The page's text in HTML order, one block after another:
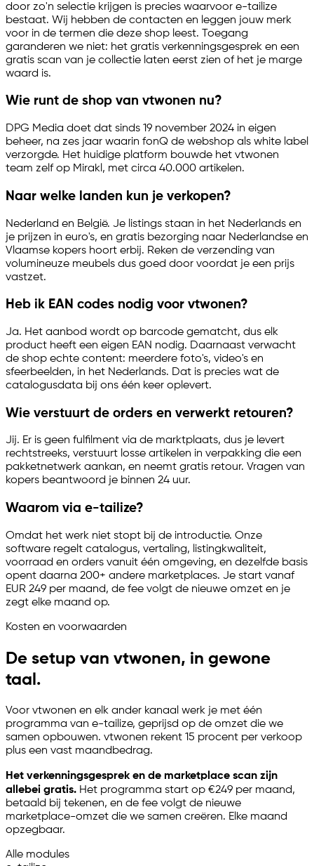
door zo'n selectie krijgen is precies waarvoor e-tailize
bestaat. Wij hebben de contacten en leggen jouw merk
voor in de termen die deze shop leest. Toegang
garanderen we niet: het gratis verkenningsgesprek en een
gratis scan van je collectie laten eerst zien of het je marge
waard is.
Wie runt de shop van vtwonen nu?
DPG Media doet dat sinds 19 november 2024 in eigen
beheer, na zes jaar waarin fonQ de webshop als white label
verzorgde. Het huidige platform bouwde het vtwonen
team zelf op Mirakl, met circa 40.000 artikelen.
Naar welke landen kun je verkopen?
Nederland en België. Je listings staan in het Nederlands en
je prijzen in euro's, en gratis bezorging naar Nederlandse en
Vlaamse kopers hoort erbij. Reken de verzending van
volumineuze meubels dus goed door voordat je een prijs
vastzet.
Heb ik EAN codes nodig voor vtwonen?
Ja. Het aanbod wordt op barcode gematcht, dus elk
product heeft een eigen EAN nodig. Daarnaast verwacht
de shop echte content: meerdere foto's, video's en
sfeerbeelden, in het Nederlands. Dat is precies wat de
catalogusdata bij ons één keer oplevert.
Wie verstuurt de orders en verwerkt retouren?
Jij. Er is geen fulfilment via de marktplaats, dus je levert
rechtstreeks, verstuurt losse artikelen in verpakking die een
pakketnetwerk aankan, en neemt gratis retour. Vragen van
kopers beantwoord je binnen 24 uur.
Waarom via e-tailize?
Omdat het werk niet stopt bij de introductie. Onze
software regelt catalogus, vertaling, listingkwaliteit,
voorraad en orders vanuit één omgeving, en dezelfde basis
opent daarna 200+ andere marketplaces. Je start vanaf
EUR 249 per maand, de fee volgt de nieuwe omzet en je
zegt elke maand op.
Kosten en voorwaarden
De setup van vtwonen, in gewone
taal.
Voor vtwonen en elk ander kanaal werk je met één
programma van e-tailize, geprijsd op de omzet die we
samen opbouwen. vtwonen rekent 15 procent per verkoop
plus een vast maandbedrag.
Het verkenningsgesprek en de marketplace scan zijn
allebei gratis. Het programma start op €249 per maand,
betaald bij tekenen, en de fee volgt de nieuwe
marketplace-omzet die we samen creëren. Elke maand
opzegbaar.
Alle modules